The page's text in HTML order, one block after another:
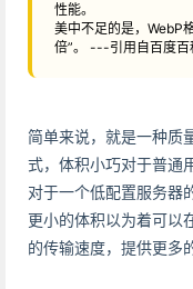
性能。
美中不足的是，WebP
倍”。 ---引用自百度百
简单来说，就是一种质
式，体积小巧对于普通
对于一个低配置服务器
更小的体积以为着可以
的传输速度，提供更多